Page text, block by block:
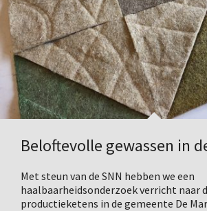
Beloftevolle gewassen in
Met steun van de SNN hebben we een
haalbaarheidsonderzoek verricht naar
productieketens in de gemeente De